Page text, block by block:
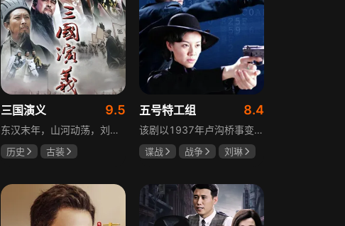
三国演义 9.5
东汉末年，山河动荡，刘汉王朝气数将尽。内有十常侍颠倒黑白、祸乱朝纲，外有张氏兄弟高呼“苍天已死，黄巾当立”的口号，掀起浩大的农民起义，一时间狼烟四起，刘家朝廷宛如大厦将倾，岌岌可危。正所谓乱世出英雄，曹操、公孙瓒、袁术、袁绍、吕布、刘备、孙策、关羽、张飞、诸葛亮等各路豪杰不断涌现，从群雄逐鹿到赤壁之战，从魏蜀吴三国鼎立到三分归一统，波澜壮阔的三国时代的大幕缓缓拉开，本片根据中国古典名著《三国演义》改编。
历史
古装
五号特工组 8.4
该剧以1937年卢沟桥事变后的上海为背景，讲述中共地下党员欧阳剑平召集海外同学组成特工组的故事。组员涵盖情报、密码、爆破、神偷等领域人才，他们以法租界上流社会身份为掩护，与日军特高课、汪伪76号等势力展开较量，屡屡涉险却最终完成任务。剧集以真实史料为基础，展现了抗日时期地下工作者的智勇无畏与家国情怀。
谍战 战争
刘琳